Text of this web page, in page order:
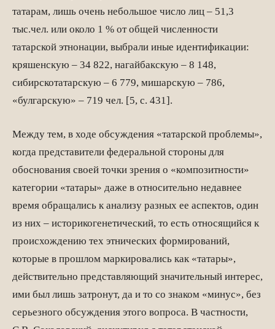
татарам, лишь очень небольшое число лиц – 51,3
тыс.чел. или около 1 % от общей численности
татарской этнонации, выбрали иные идентификации:
кряшенскую – 34 822, нагайбакскую – 8 148,
сибирскотатарскую – 6 779, мишарскую – 786,
«булгарскую» – 719 чел. [5, с. 431].
Между тем, в ходе обсуждения «татарской проблемы»,
когда представители федеральной стороны для
обоснования своей точки зрения о «композитности»
категории «татары» даже в относительно недавнее
время обращались к анализу разных ее аспектов, один
из них – историкогенетический, то есть относящийся к
происхождению тех этнических формирований,
которые в прошлом маркировались как «татары»,
действительно представляющий значительный интерес,
ими был лишь затронут, да и то со знаком «минус», без
серьезного обсуждения этого вопроса. В частности,